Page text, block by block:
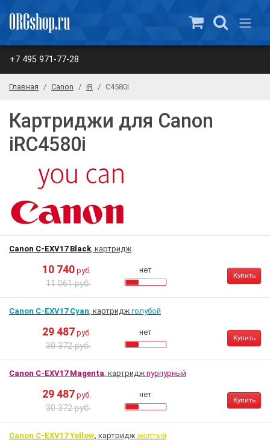
+7 495 971-77-28
Главная Canon iR C4580i
Картриджи для Canon
iRC4580i
Canon C-EXV17 Black, картридж
10 740 руб.
11 061 руб.
нет
Купить
Canon C-EXV17 Cyan, картридж голубой
29 487 руб.
30 372 руб.
нет
Купить
Canon C-EXV17 Magenta, картридж пурпурный
29 487 руб.
30 372 руб.
нет
Купить
Canon C-EXV17 Yellow, картридж желтый